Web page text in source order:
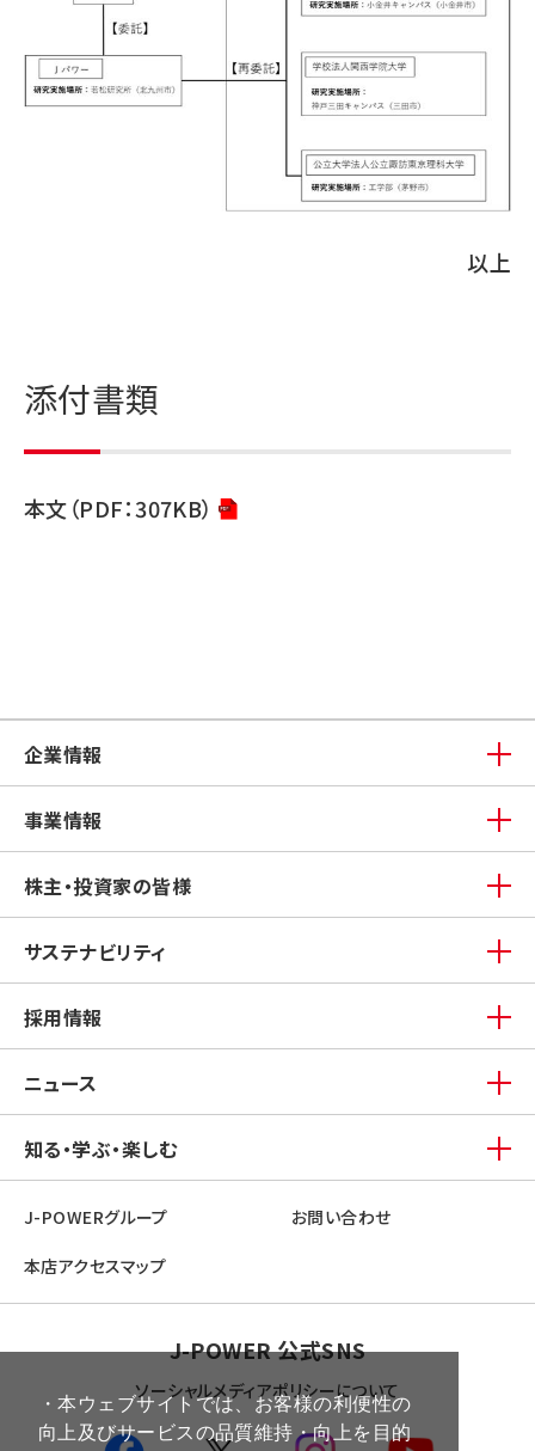
・本ウェブサイトでは、お客様の利便性の
向上及びサービスの品質維持・向上を目的
以上
添付書類
本文（PDF：307KB）
企業情報
事業情報
株主・投資家の皆様
サステナビリティ
採用情報
ニュース
知る・学ぶ・楽しむ
J-POWERグループ お問い合わせ
本店アクセスマップ
J-POWER 公式SNS
ソーシャルメディアポリシーについて